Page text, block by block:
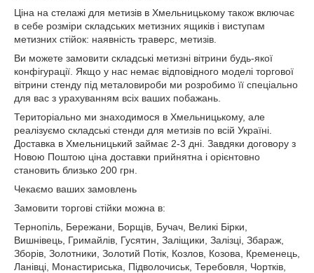
Ціна на стелажі для метизів в Хмельницькому також включає
в себе розміри складських метизних ящиків і виступам
метизних стійок: наявність траверс, метизів.
Ви можете замовити складські метизні вітрини будь-якої
конфігурації. Якщо у нас немає відповідного моделі торгової
вітрини стенду під металовироби ми розробимо її спеціально
для вас з урахуванням всіх ваших побажань.
Територіально ми знаходимося в Хмельницькому, але
реалізуємо складські стенди для метизів по всій Україні.
Доставка в Хмельницький займає 2-3 дні. Завдяки договору з
Новою Поштою ціна доставки прийнятна і орієнтовно
становить близько 200 грн.
Чекаємо ваших замовлень
Замовити торгові стійки можна в:
Тернопіль, Бережани, Борщів, Бучач, Великі Бірки,
Вишнівець, Гримайлів, Гусятин, Заліщики, Залізці, Збараж,
Зборів, Золотники, Золотий Потік, Козлов, Козова, Кременець,
Ланівці, Монастириська, Підволочиськ, Теребовля, Чортків,